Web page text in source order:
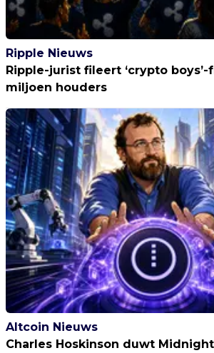
Ripple Nieuws
Ripple-jurist fileert ‘crypto
miljoen houders
Altcoin Nieuws
Charles Hoskinson duwt